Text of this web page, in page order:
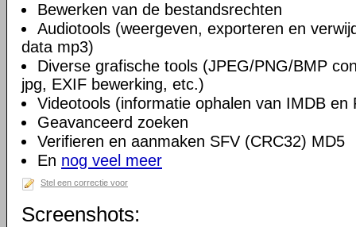
Bewerken van de bestandsrechten
Audiotools (weergeven, exporteren en
data mp3)
Diverse grafische tools (JPEG/PNG/BMP
jpg, EXIF bewerking, etc.)
Videotools (informatie ophalen van IMDB en
Geavanceerd zoeken
Verifieren en aanmaken SFV (CRC32) MD5
En nog veel meer
Stel een correctie voor
Screenshots: